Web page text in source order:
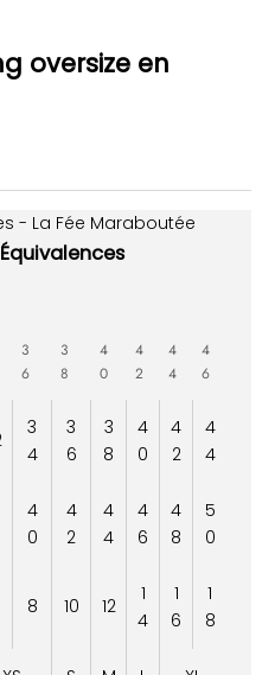
oversize en
- La Fée Maraboutée
Équivalences
3
6
3
8
4
0
4
2
4
4
4
6
3
4
3
6
3
8
4
0
4
2
4
4
4
0
4
2
4
4
4
6
4
8
5
0
8 10 12
1
4
1
6
1
8